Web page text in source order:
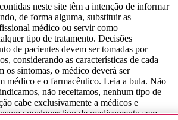
neste site têm a intenção de informar
de forma alguma, substituir as
médico ou servir como
tipo de tratamento. Decisões
de pacientes devem ser tomadas por
considerando as características de cada
os sintomas, o médico deverá ser
médico e o farmacêutico. Leia a bula. Não
não receitamos, nenhum tipo de
cabe exclusivamente a médicos e
qualquer tipo de medicamento sem